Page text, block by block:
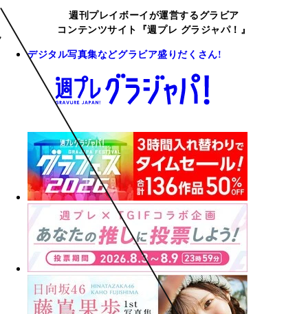
週刊プレイボーイが運営するグラビア
コンテンツサイト『週プレ グラジャパ！』
デジタル写真集などグラビア盛りだくさん!